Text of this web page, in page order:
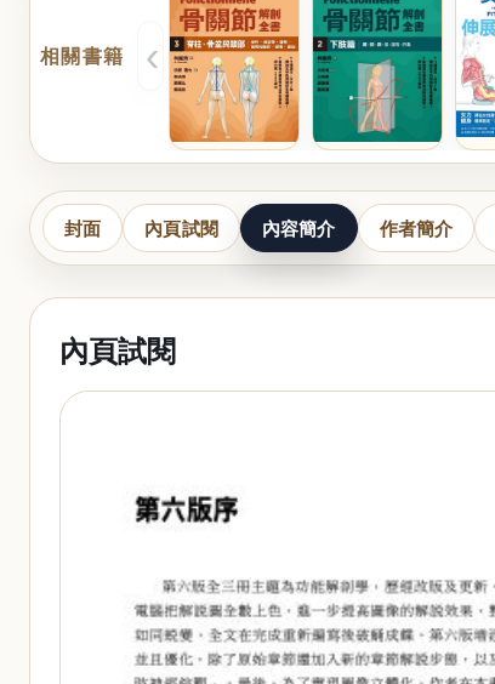
相關書籍 ‹
封面 內頁試閱 內容簡介 作者簡介
內頁試閱